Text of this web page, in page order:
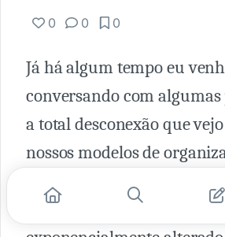
0 0 0
Já há algum tempo eu
conversando com algumas
a total desconexão que
nossos modelos de
hoje, cada vez mais veloz e